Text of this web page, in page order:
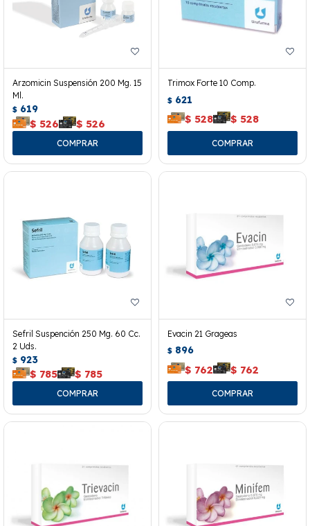
Arzomicin Suspensión 200 Mg. 15
Ml.
$ 619
$ 526 $ 526
Trimox Forte 10 Comp.
$ 621
$ 528 $ 528
Sefril Suspención 250 Mg. 60 Cc.
2 Uds.
$ 923
$ 785 $ 785
Evacin 21 Grageas
$ 896
$ 762 $ 762